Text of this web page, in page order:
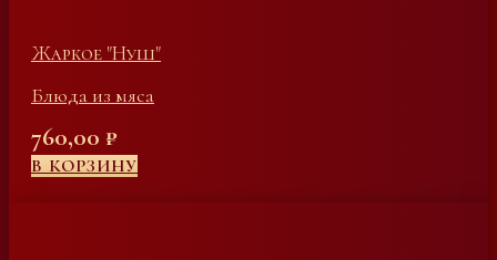
Жаркое "Нуш"
Блюда из мяса
760,00 ₽
В КОРЗИНУ